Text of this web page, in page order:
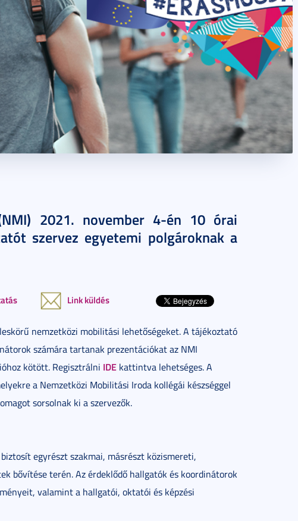
2021. november 4-én 10 órai
szervez egyetemi polgároknak a
Link küldés
nemzetközi mobilitási lehetőségeket. A tájékoztató
számára tartanak prezentációkat az NMI
kötött. Regisztrálni IDE kattintva lehetséges. A
a Nemzetközi Mobilitási Iroda kollégái készséggel
sorsolnak ki a szervezők.
egyrészt szakmai, másrészt közismereti,
bővítése terén. Az érdeklődő hallgatók és koordinátorok
valamint a hallgatói, oktatói és képzési